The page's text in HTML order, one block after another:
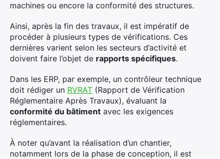
machines ou encore la conformité des structures.
Ainsi, après la fin des travaux, il est impératif de
procéder à plusieurs types de vérifications. Ces
dernières varient selon les secteurs d’activité et
doivent faire l’objet de rapports spécifiques.
Dans les ERP, par exemple, un contrôleur technique
doit rédiger un RVRAT (Rapport de Vérification
Réglementaire Après Travaux), évaluant la
conformité du bâtiment avec les exigences
réglementaires.
À noter qu’avant la réalisation d’un chantier,
notamment lors de la phase de conception, il est